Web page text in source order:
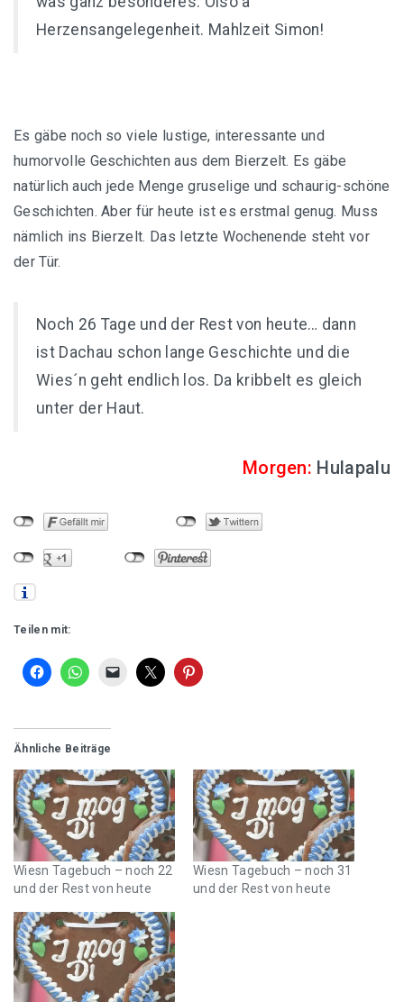
Herzensangelegenheit. Mahlzeit Simon!
Es gäbe noch so viele lustige, interessante und
humorvolle Geschichten aus dem Bierzelt. Es gäbe
natürlich auch jede Menge gruselige und schaurig-schöne
Geschichten. Aber für heute ist es erstmal genug. Muss
nämlich ins Bierzelt. Das letzte Wochenende steht vor
der Tür.
Noch 26 Tage und der Rest von heute… dann
ist Dachau schon lange Geschichte und die
Wies´n geht endlich los. Da kribbelt es gleich
unter der Haut.
Morgen: Hulapalu
Teilen mit:
Ähnliche Beiträge
Wiesn Tagebuch – noch 22
und der Rest von heute
Wiesn Tagebuch – noch 31
und der Rest von heute